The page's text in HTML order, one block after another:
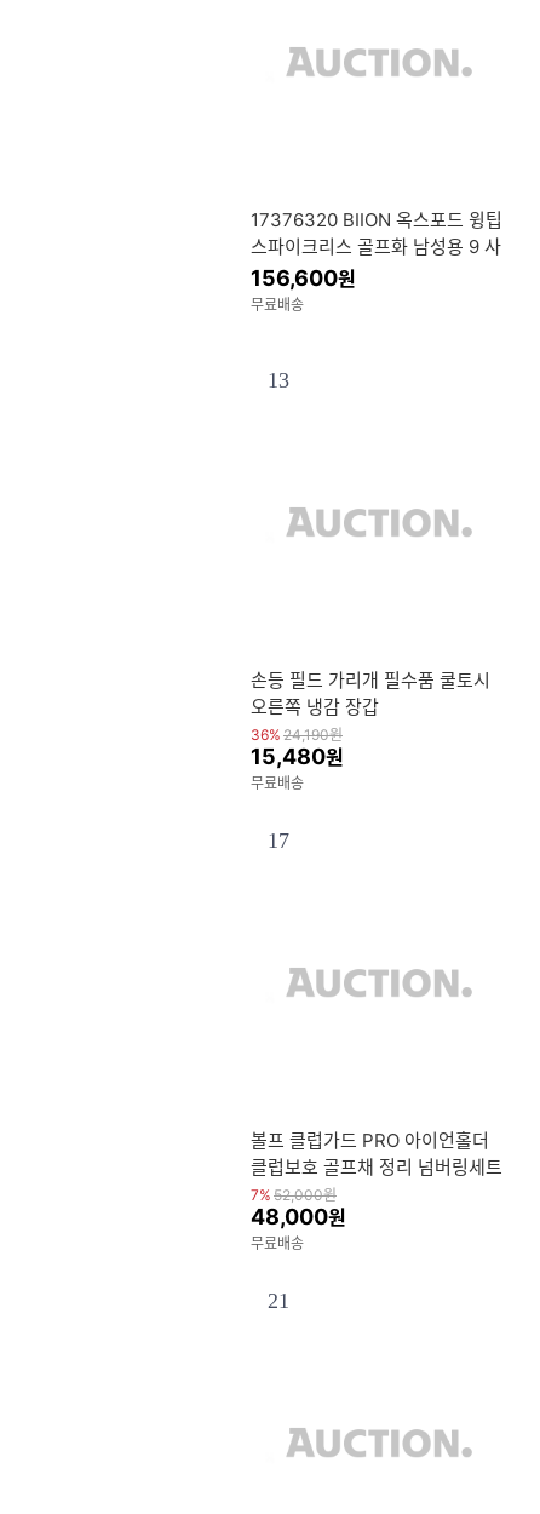
17376320 BIION 옥스포드 윙팁
스파이크리스 골프화 남성용 9 사
이즈 블루 그린
156,600원
무료배송
13
손등 필드 가리개 필수품 쿨토시
오른쪽 냉감 장갑
36% 24,190원
15,480원
무료배송
17
볼프 클럽가드 PRO 아이언홀더
클럽보호 골프채 정리 넘버링세트
업그레이드 출시 기념 추가 구성
품 증정
7% 52,000원
48,000원
무료배송
21